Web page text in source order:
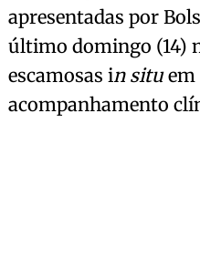
apresentadas por
último domingo (14)
escamosas in situem
acompanhamento